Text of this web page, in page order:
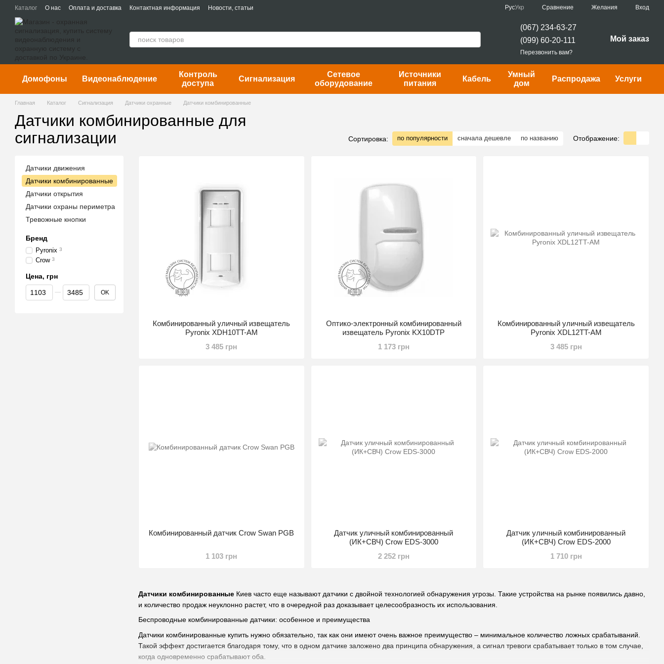
Перейти к основному контенту
Каталог О нас Оплата и доставка Контактная информация Новости, статьи РусУкр Сравнение Желания Вход
(067) 234-63-27
(099) 60-20-111
Перезвонить вам?
Мой заказ
Домофоны Видеонаблюдение
Контроль
доступа
Сигнализация
Сетевое
оборудование
Источники
питания
Кабель
Умный
дом
Распродажа Услуги
Главная Каталог Сигнализация Датчики охранные Датчики комбинированные
Датчики комбинированные для
сигнализации
Сортировка: по популярности сначала дешевле по названию Отображение:
Датчики комбинированные Киев часто еще называют датчики с двойной технологией обнаружения угрозы. Такие устройства на рынке появились давно,
и количество продаж неуклонно растет, что в очередной раз доказывает целесообразность их использования.
Беспроводные комбинированные датчики: особенное и преимущества
Датчики комбинированные купить нужно обязательно, так как они имеют очень важное преимущество – минимальное количество ложных срабатываний.
Такой эффект достигается благодаря тому, что в одном датчике заложено два принципа обнаружения, а сигнал тревоги срабатывает только в том случае,
когда одновременно срабатывают оба.
Комбинированный уличный извещатель
Pyronix XDH10TT-AM
3 485 грн
Оптико-электронный комбинированный
извещатель Pyronix KX10DTP
1 173 грн
Комбинированный уличный извещатель
Pyronix XDL12TT-AM
3 485 грн
Комбинированный датчик Crow Swan PGB
1 103 грн
Датчик уличный комбинированный
(ИК+СВЧ) Crow EDS-3000
2 252 грн
Датчик уличный комбинированный
(ИК+СВЧ) Crow EDS-2000
1 710 грн
Датчики движения
Датчики комбинированные
Датчики открытия
Датчики охраны периметра
Тревожные кнопки
Бренд
Pyronix 3
Crow 3
Цена, грн
От Цена, грн
До Цена, грн OK